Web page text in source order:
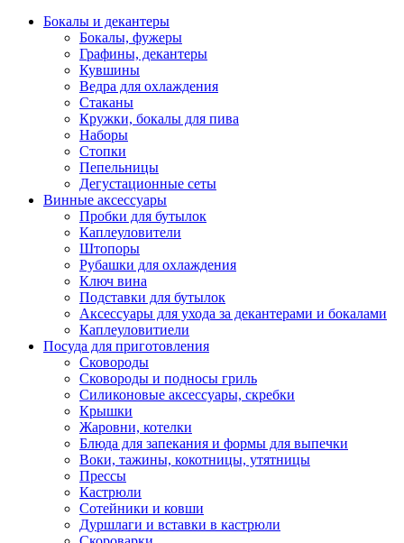
Бокалы и декантеры
Бокалы, фужеры
Графины, декантеры
Кувшины
Ведра для охлаждения
Стаканы
Кружки, бокалы для пива
Наборы
Стопки
Пепельницы
Дегустационные сеты
Винные аксессуары
Пробки для бутылок
Каплеуловители
Штопоры
Рубашки для охлаждения
Ключ вина
Подставки для бутылок
Аксессуары для ухода за декантерами и бокалами
Каплеуловитиели
Посуда для приготовления
Сковороды
Сковороды и подносы гриль
Силиконовые аксессуары, скребки
Крышки
Жаровни, котелки
Блюда для запекания и формы для выпечки
Воки, тажины, кокотницы, утятницы
Прессы
Кастрюли
Сотейники и ковши
Дуршлаги и вставки в кастрюли